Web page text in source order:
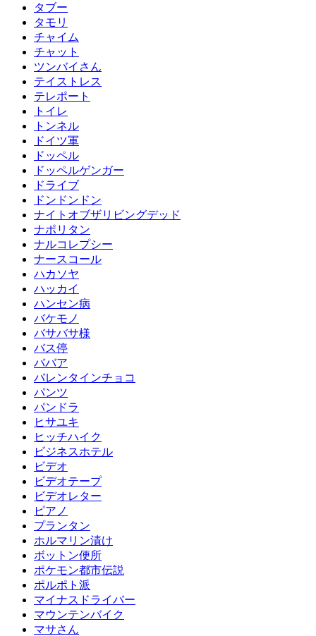
タブー
タモリ
チャイム
チャット
ツンバイさん
テイストレス
テレポート
トイレ
トンネル
ドイツ軍
ドッペル
ドッペルゲンガー
ドライブ
ドンドンドン
ナイトオブザリビングデッド
ナポリタン
ナルコレプシー
ナースコール
ハカソヤ
ハッカイ
ハンセン病
バケモノ
バサバサ様
バス停
ババア
バレンタインチョコ
パンツ
パンドラ
ヒサユキ
ヒッチハイク
ビジネスホテル
ビデオ
ビデオテープ
ビデオレター
ピアノ
プランタン
ホルマリン漬け
ボットン便所
ポケモン都市伝説
ポルポト派
マイナスドライバー
マウンテンバイク
マサさん